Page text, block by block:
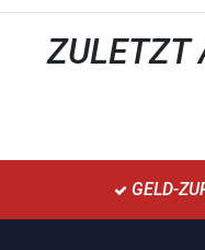
ZULETZT
GELD-